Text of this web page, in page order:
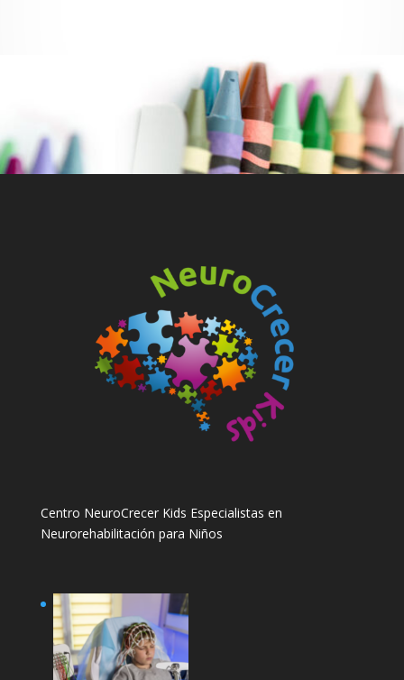
Centro NeuroCrecer Kids Especialistas en
Neurorehabilitación para Niños